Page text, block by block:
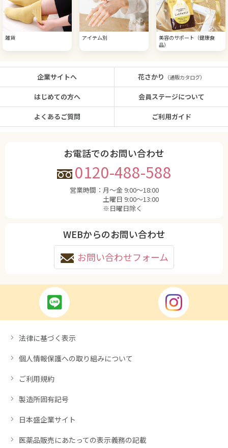
雑貨 アイテム別
美容のサポート（健康食
品）
企業サイトへ
はじめての方へ
よくあるご質問
花さかり （通販カタログ）
会員ステージについて
ご利用ガイド
お電話でのお問い合わせ
0120-488-588
営業時間： 月〜金 9:00〜18:00
土曜日 9:00〜13:00
※日曜日除く
WEBからのお問い合わせ
お問い合わせフォーム
法律に基づく表示
個人情報保護への取り組みについて
ご利用規約
製造所固有記号
日本盛企業サイト
医薬品販売にあたっての表示義務の記載